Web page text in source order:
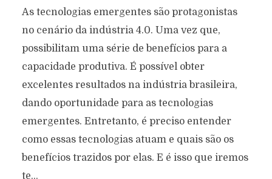
As tecnologias emergentes são protagonistas
no cenário da indústria 4.0. Uma vez que,
possibilitam uma série de benefícios para a
capacidade produtiva. É possível obter
excelentes resultados na indústria brasileira,
dando oportunidade para as tecnologias
emergentes. Entretanto, é preciso entender
como essas tecnologias atuam e quais são os
benefícios trazidos por elas. E é isso que iremos
te...